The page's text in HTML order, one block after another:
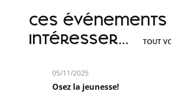
ces
intéresser...
TOUT
05/11/2025
Osez la jeunesse!